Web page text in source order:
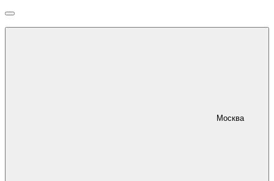
Москва